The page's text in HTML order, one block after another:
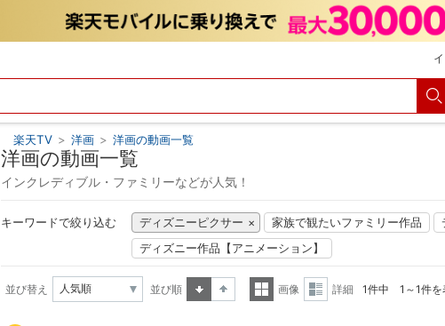
楽天TV > 洋画 > 洋画の動画一覧
洋画の動画一覧
インクレディブル・ファミリーなどが人気！
キーワードで絞り込む ディズニーピクサー 家族で観たいファミリー作品
ディズニー作品【アニメーション】
並び替え
並び順
画像
詳細 1件中 1～1件を